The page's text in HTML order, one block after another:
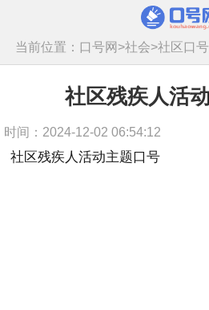
当前位置： 口号网 >社会>社区口号
社区残疾人活
时间：2024-12-02 06:54:12
社区残疾人活动主题口号